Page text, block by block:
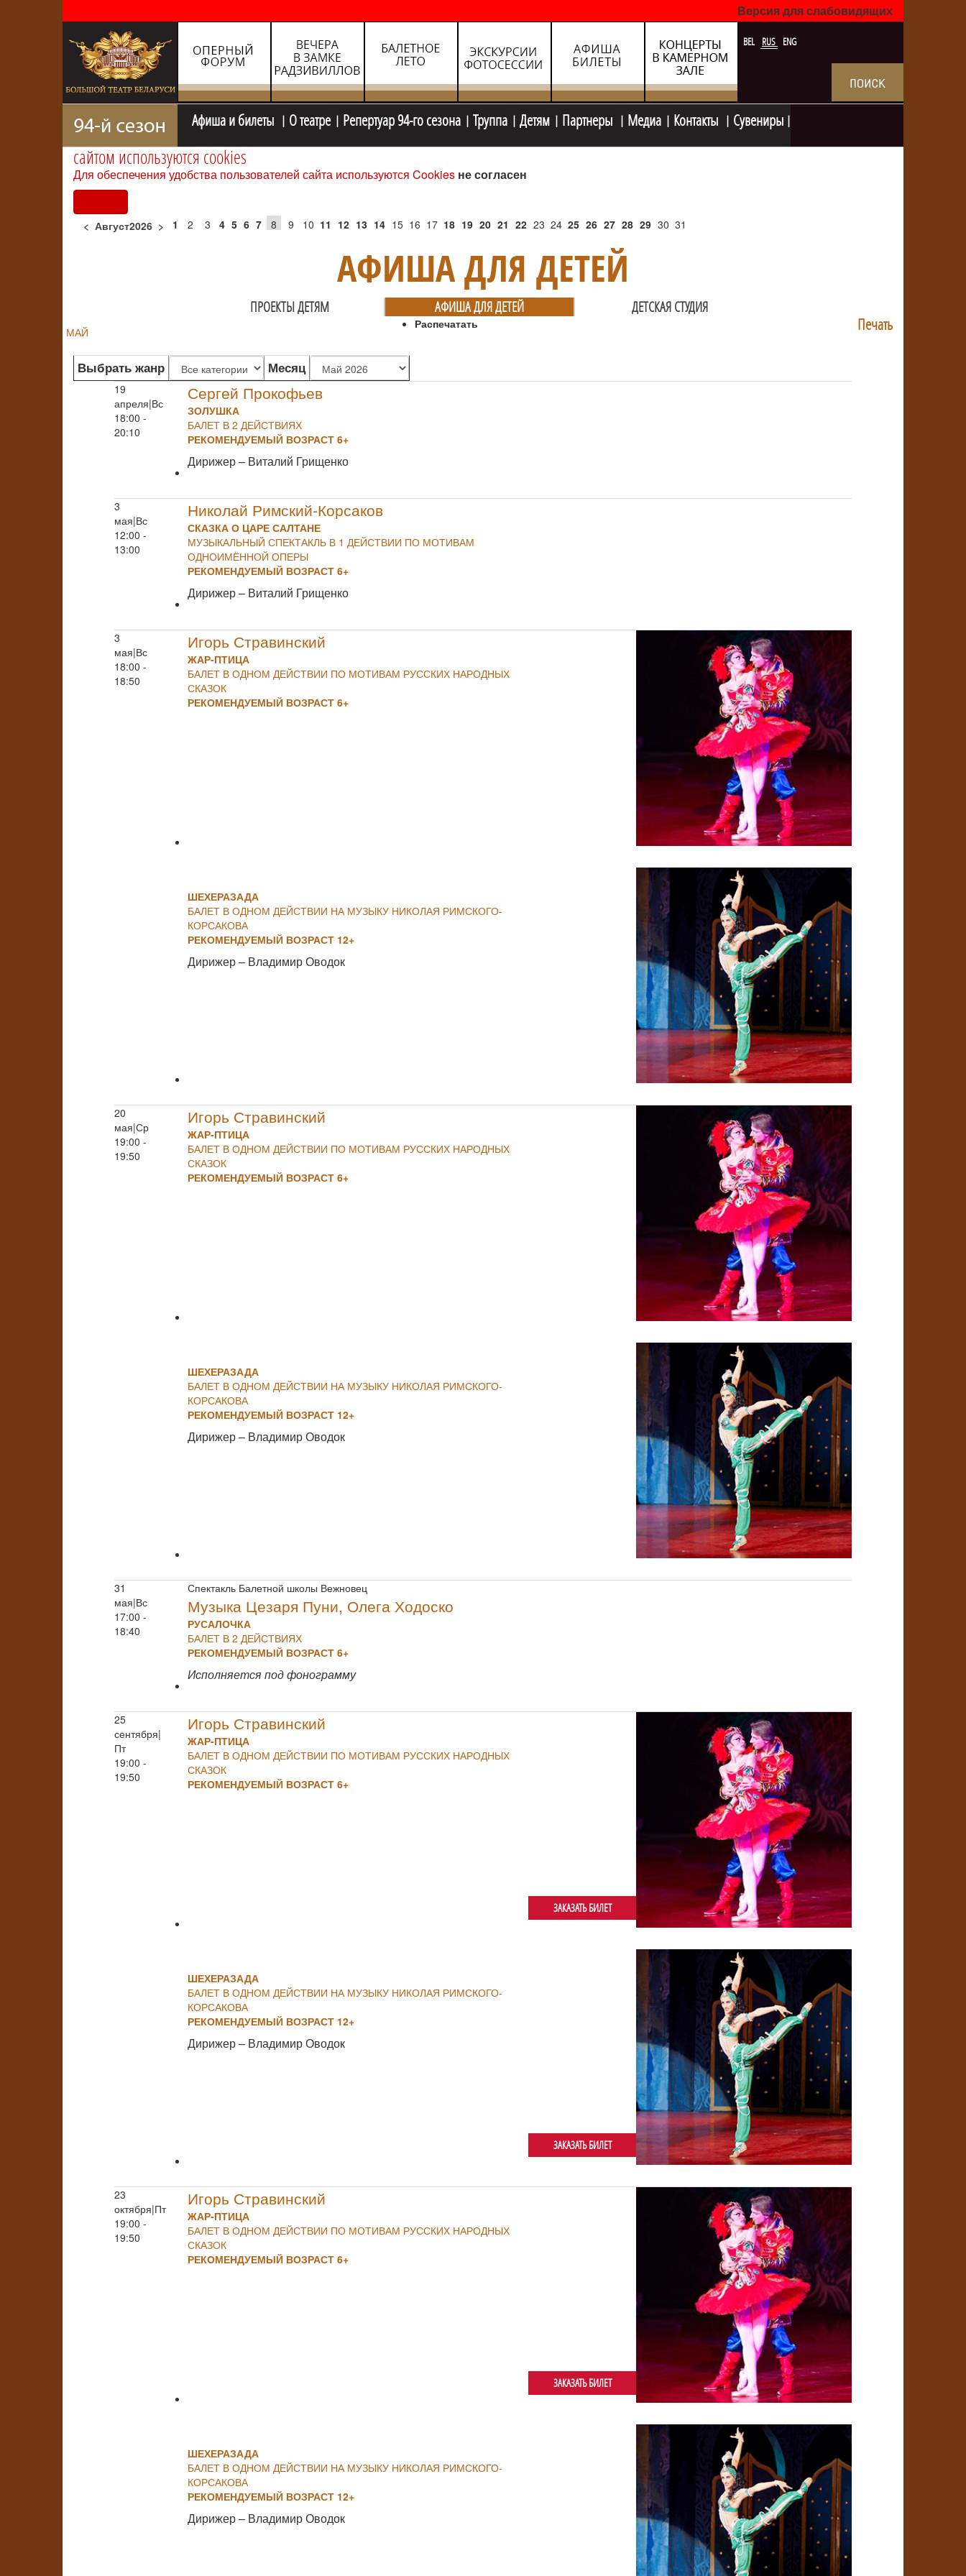
Версия для слабовидящих
BEL RUS ENG
Афиша и билеты О театре Репертуар 94-го сезона Труппа Детям Партнеры Медиа Контакты Сувениры
сайтом используются cookies
Для обеспечения удобства пользователей сайта используются Cookies не согласен
< Август2026 > 1 2 3 4 5 6 7 8 9 10 11 12 13 14 15 16 17 18 19 20 21 22 23 24 25 26 27 28 29 30 31
АФИША ДЛЯ ДЕТЕЙ
ПРОЕКТЫ ДЕТЯМ АФИША ДЛЯ ДЕТЕЙ ДЕТСКАЯ СТУДИЯ
МАЙ
Выбрать жанр Месяц
Печать
Распечатать
19
апреля|Вс
18:00 -
20:10
Сергей Прокофьев
ЗОЛУШКА
БАЛЕТ В 2 ДЕЙСТВИЯХ
РЕКОМЕНДУЕМЫЙ ВОЗРАСТ 6+
Дирижер – Виталий Грищенко
3
мая|Вс
12:00 -
13:00
Николай Римский-Корсаков
СКАЗКА О ЦАРЕ САЛТАНЕ
МУЗЫКАЛЬНЫЙ СПЕКТАКЛЬ В 1 ДЕЙСТВИИ ПО МОТИВАМ
ОДНОИМЁННОЙ ОПЕРЫ
РЕКОМЕНДУЕМЫЙ ВОЗРАСТ 6+
Дирижер – Виталий Грищенко
3
мая|Вс
18:00 -
18:50
Игорь Стравинский
ЖАР-ПТИЦА
БАЛЕТ В ОДНОМ ДЕЙСТВИИ ПО МОТИВАМ РУССКИХ НАРОДНЫХ
СКАЗОК
РЕКОМЕНДУЕМЫЙ ВОЗРАСТ 6+
ШЕХЕРАЗАДА
БАЛЕТ В ОДНОМ ДЕЙСТВИИ НА МУЗЫКУ НИКОЛАЯ РИМСКОГО-
КОРСАКОВА
РЕКОМЕНДУЕМЫЙ ВОЗРАСТ 12+
Дирижер – Владимир Оводок
20
мая|Ср
19:00 -
19:50
Игорь Стравинский
ЖАР-ПТИЦА
БАЛЕТ В ОДНОМ ДЕЙСТВИИ ПО МОТИВАМ РУССКИХ НАРОДНЫХ
СКАЗОК
РЕКОМЕНДУЕМЫЙ ВОЗРАСТ 6+
ШЕХЕРАЗАДА
БАЛЕТ В ОДНОМ ДЕЙСТВИИ НА МУЗЫКУ НИКОЛАЯ РИМСКОГО-
КОРСАКОВА
РЕКОМЕНДУЕМЫЙ ВОЗРАСТ 12+
Дирижер – Владимир Оводок
31
мая|Вс
17:00 -
18:40
Спектакль Балетной школы Вежновец
Музыка Цезаря Пуни, Олега Ходоско
РУСАЛОЧКА
БАЛЕТ В 2 ДЕЙСТВИЯХ
РЕКОМЕНДУЕМЫЙ ВОЗРАСТ 6+
Исполняется под фонограмму
25
сентября|
Пт
19:00 -
19:50
Игорь Стравинский
ЖАР-ПТИЦА
БАЛЕТ В ОДНОМ ДЕЙСТВИИ ПО МОТИВАМ РУССКИХ НАРОДНЫХ
СКАЗОК
РЕКОМЕНДУЕМЫЙ ВОЗРАСТ 6+
ЗАКАЗАТЬ БИЛЕТ
ШЕХЕРАЗАДА
БАЛЕТ В ОДНОМ ДЕЙСТВИИ НА МУЗЫКУ НИКОЛАЯ РИМСКОГО-
КОРСАКОВА
РЕКОМЕНДУЕМЫЙ ВОЗРАСТ 12+
Дирижер – Владимир Оводок
ЗАКАЗАТЬ БИЛЕТ
23
октября|Пт
19:00 -
19:50
Игорь Стравинский
ЖАР-ПТИЦА
БАЛЕТ В ОДНОМ ДЕЙСТВИИ ПО МОТИВАМ РУССКИХ НАРОДНЫХ
СКАЗОК
РЕКОМЕНДУЕМЫЙ ВОЗРАСТ 6+
ЗАКАЗАТЬ БИЛЕТ
ШЕХЕРАЗАДА
БАЛЕТ В ОДНОМ ДЕЙСТВИИ НА МУЗЫКУ НИКОЛАЯ РИМСКОГО-
КОРСАКОВА
РЕКОМЕНДУЕМЫЙ ВОЗРАСТ 12+
Дирижер – Владимир Оводок